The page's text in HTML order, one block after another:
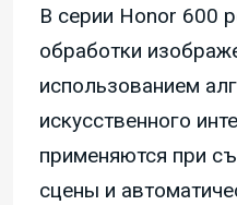
В серии Honor 600
обработки
использованием
искусственного
применяются при
сцены и